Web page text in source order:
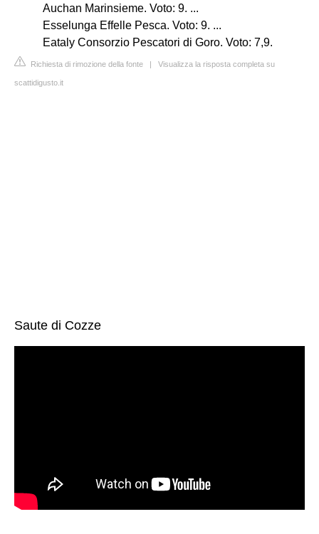
Auchan Marinsieme. Voto: 9. ...
Esselunga Effelle Pesca. Voto: 9. ...
Eataly Consorzio Pescatori di Goro. Voto: 7,9.
Richiesta di rimozione della fonte | Visualizza la risposta completa su
scattidigusto.it
Saute di Cozze